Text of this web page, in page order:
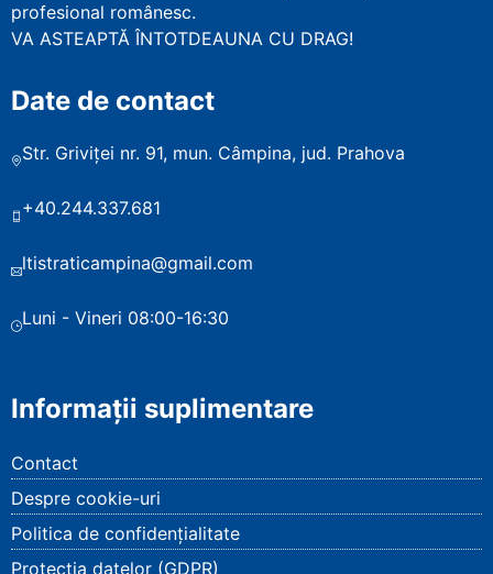
profesional românesc.
VA ASTEAPTĂ ÎNTOTDEAUNA CU DRAG!
Date de contact
Str. Griviței nr. 91, mun. Câmpina, jud. Prahova
+40.244.337.681
ltistraticampina@gmail.com
Luni - Vineri 08:00-16:30
Informații suplimentare
Contact
Despre cookie-uri
Politica de confidențialitate
Protecția datelor (GDPR)